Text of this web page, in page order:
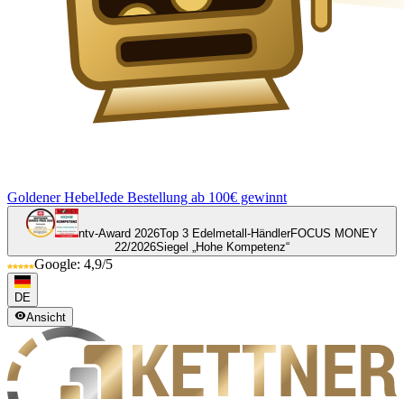
Goldener HebelJede Bestellung ab 100€ gewinnt
ntv-Award 2026Top 3 Edelmetall-HändlerFOCUS MONEY
22/2026Siegel „Hohe Kompetenz“
Google: 4,9/5
DE
Ansicht